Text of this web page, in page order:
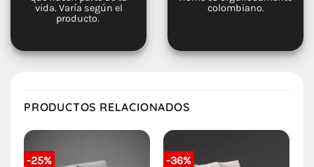
vida. Varía según el
producto.
colombiano.
PRODUCTOS RELACIONADOS
-25% -36%